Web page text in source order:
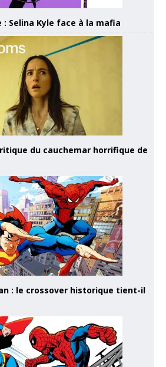
: Selina Kyle face à la mafia
du cauchemar horrifique de
: le crossover historique tient-il